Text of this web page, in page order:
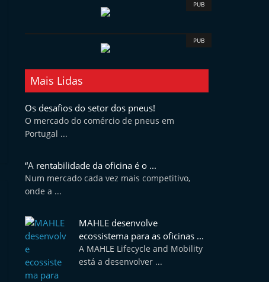
PUB
PUB
Mais Lidas
Os desafios do setor dos pneus!
O mercado do comércio de pneus em
Portugal ...
“A rentabilidade da oficina é o ...
Num mercado cada vez mais competitivo,
onde a ...
MAHLE desenvolve
ecossistema para as oficinas ...
A MAHLE Lifecycle and Mobility
está a desenvolver ...